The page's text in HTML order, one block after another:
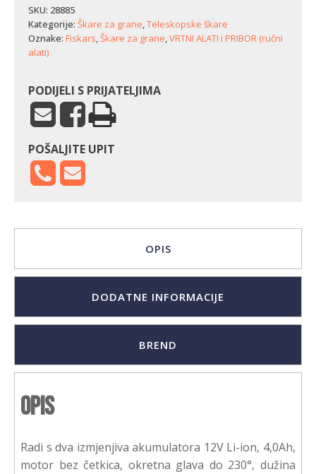
za
grane
Fiskars
eLopper
količina
SKU: 28885
Kategorije: Škare za grane,Teleskopske škare
Oznake: Fiskars,Škare za grane,VRTNI ALATI i PRIBOR (ručni
alati)
PODIJELI S PRIJATELJIMA
POŠALJITE UPIT
OPIS
DODATNE INFORMACIJE
BREND
Opis
Radi s dva izmjenjiva akumulatora 12V Li-ion, 4,0Ah,
motor bez četkica, okretna glava do 230°, dužina